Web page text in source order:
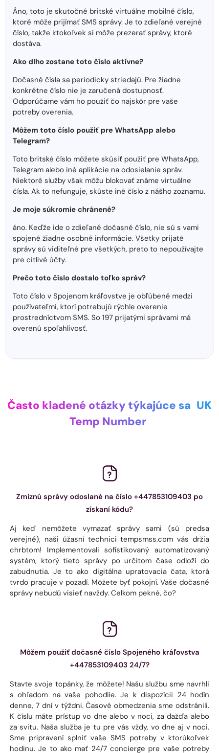
Áno, toto je skutočné britské virtuálne mobilné číslo,
ktoré môže prijímať SMS správy. Je to zdieľané verejné
číslo, takže ktokoľvek si môže prezerať správy, ktoré
dostáva.
Ako dlho zostane toto číslo aktívne?
Dočasné čísla sa periodicky striedajú. Pre žiadne
konkrétne číslo nie je zaručená dostupnosť.
Odporúčame vám ho použiť čo najskôr pre vaše
potreby overenia.
Môžem toto číslo použiť pre WhatsApp alebo
Telegram?
Toto britské číslo môžete skúsiť použiť pre WhatsApp,
Telegram alebo iné aplikácie na odosielanie správ.
Niektoré služby však môžu blokovať známe virtuálne
čísla. Ak to nefunguje, skúste iné číslo z nášho zoznamu.
Je moje súkromie chránené?
áno. Keďže ide o zdieľané dočasné číslo, nie sú s vami
spojené žiadne osobné informácie. Všetky prijaté
správy sú viditeľné pre všetkých, preto to nepoužívajte
pre citlivé účty.
Prečo toto číslo dostalo toľko správ?
Toto číslo v Spojenom kráľovstve je obľúbené medzi
používateľmi, ktorí potrebujú rýchle overenie
prostredníctvom SMS. So 197 prijatými správami má
overenú spoľahlivosť.
Často kladené otázky týkajúce sa UK
Temp Number
Zmiznú správy odoslané na číslo +447853109403 po
získaní kódu?
Aj keď nemôžete vymazať správy sami (sú predsa
verejné), naši úžasní technici tempsmss.com vás držia
chrbtom! Implementovali sofistikovaný automatizovaný
systém, ktorý tieto správy po určitom čase odloží do
zabudnutia. Je to ako digitálna upratovacia čata, ktorá
tvrdo pracuje v pozadí. Môžete byť pokojní. Vaše dočasné
správy nebudú visieť navždy. Celkom pekné, čo?
Môžem použiť dočasné číslo Spojeného kráľovstva
+447853109403 24/7?
Stavte svoje topánky, že môžete! Našu službu sme navrhli
s ohľadom na vaše pohodlie. Je k dispozícii 24 hodín
denne, 7 dní v týždni. Časové obmedzenia sme odstránili.
K číslu máte prístup vo dne alebo v noci, za dažďa alebo
za svitu. Naša služba je tu pre vás vždy, vo dne aj v noci.
Sme pripravení splniť vaše SMS potreby v ktorúkoľvek
hodinu. Je to ako mať 24/7 concierge pre vaše potreby